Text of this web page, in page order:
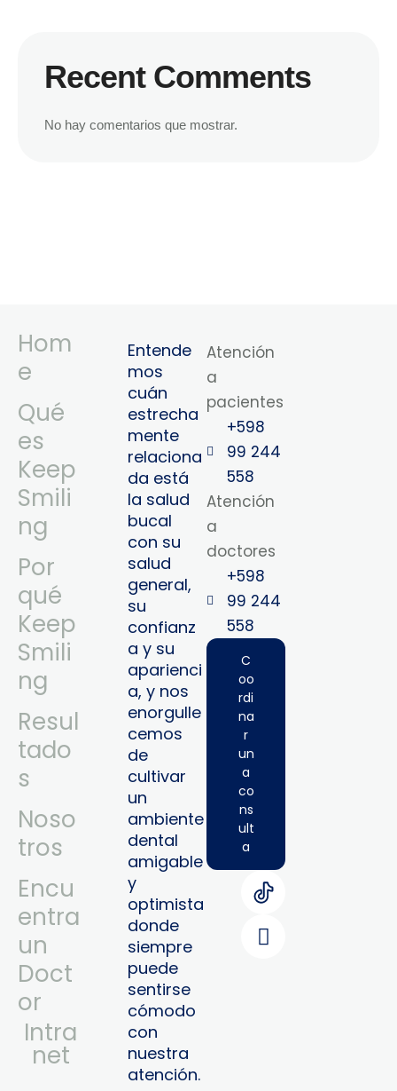
Recent Comments
No hay comentarios que mostrar.
Hom
e
Qué
es
Keep
Smili
ng
Por
qué
Keep
Smili
ng
Resul
tado
s
Noso
tros
Encu
entra
un
Doct
or
Intra
Net
Entende
mos
cuán
estrecha
mente
relaciona
da está
la salud
bucal
con su
salud
general,
su
confianz
a y su
aparienci
a, y nos
enorgulle
cemos
de
cultivar
un
ambiente
dental
amigable
y
optimista
donde
siempre
puede
sentirse
cómodo
con
nuestra
atención.
Atención
a
pacientes
+598
99 244
558
Atención
a
doctores
+598
99 244
558‬‬
C
oo
rdi
na
r
un
a
co
ns
ult
a